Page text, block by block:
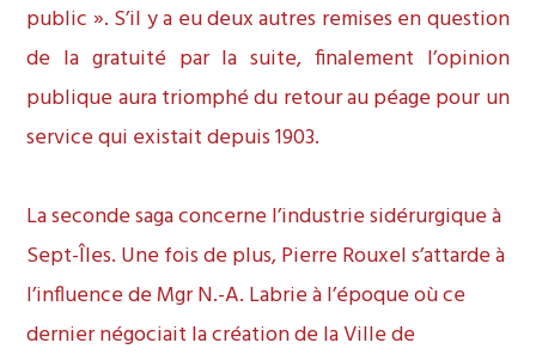
public ». S’il y a eu deux autres remises en question
de la gratuité par la suite, finalement l’opinion
publique aura triomphé du retour au péage pour un
service qui existait depuis 1903.
La seconde saga concerne l’industrie sidérurgique à
Sept-Îles. Une fois de plus, Pierre Rouxel s’attarde à
l’influence de Mgr N.-A. Labrie à l’époque où ce
dernier négociait la création de la Ville de